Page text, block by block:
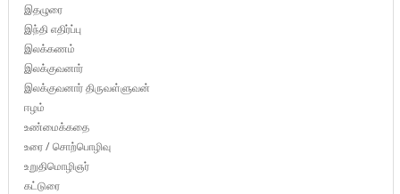
இதழுரை
இந்தி எதிர்ப்பு
இலக்கணம்
இலக்குவனார்
இலக்குவனார் திருவள்ளுவன்
ஈழம்
உண்மைக்கதை
உரை / சொற்பொழிவு
உறுதிமொழிஞர்
கட்டுரை